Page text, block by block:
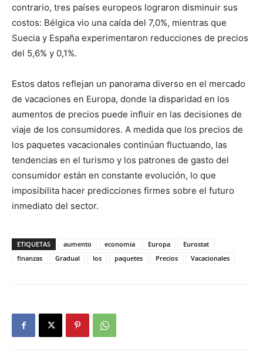
contrario, tres países europeos lograron disminuir sus
costos: Bélgica vio una caída del 7,0%, mientras que
Suecia y España experimentaron reducciones de precios
del 5,6% y 0,1%.
Estos datos reflejan un panorama diverso en el mercado
de vacaciones en Europa, donde la disparidad en los
aumentos de precios puede influir en las decisiones de
viaje de los consumidores. A medida que los precios de
los paquetes vacacionales continúan fluctuando, las
tendencias en el turismo y los patrones de gasto del
consumidor están en constante evolución, lo que
imposibilita hacer predicciones firmes sobre el futuro
inmediato del sector.
ETIQUETAS aumento economia Europa
Eurostat
finanzas
Gradual los paquetes Precios Vacacionales